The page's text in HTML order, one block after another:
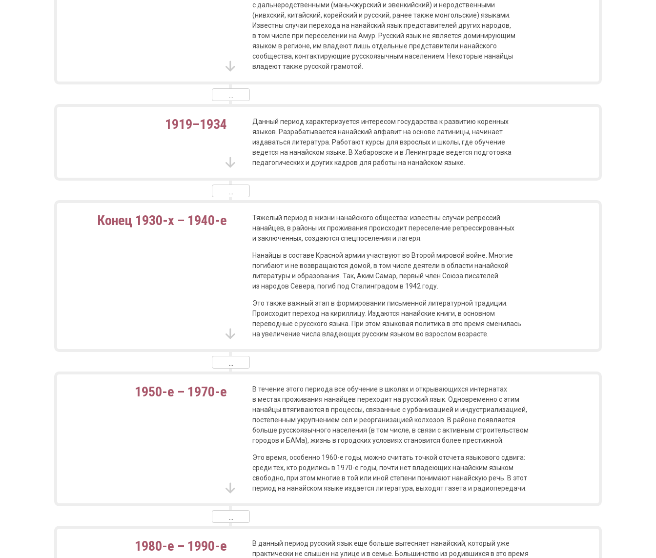
с дальнеродственными (маньчжурский и эвенкийский) и неродственными
(нивхский, китайский, корейский и русский, ранее также монгольские) языками.
Известны случаи перехода на нанайский язык представителей других народов,
в том числе при переселении на Амур. Русский язык не является доминирующим
языком в регионе, им владеют лишь отдельные представители нанайского
сообщества, контактирующие русскоязычным населением. Некоторые нанайцы
владеют также русской грамотой.
1919–1934
Данный период характеризуется интересом государства к развитию коренных
языков. Разрабатывается нанайский алфавит на основе латиницы, начинает
издаваться литература. Работают курсы для взрослых и школы, где обучение
ведется на нанайском языке. В Хабаровске и в Ленинграде ведется подготовка
педагогических и других кадров для работы на нанайском языке.
Конец 1930-х – 1940-е
Тяжелый период в жизни нанайского общества: известны случаи репрессий
нанайцев, в районы их проживания происходит переселение репрессированных
и заключенных, создаются спецпоселения и лагеря.
Нанайцы в составе Красной армии участвуют во Второй мировой войне. Многие
погибают и не возвращаются домой, в том числе деятели в области нанайской
литературы и образования. Так, Аким Самар, первый член Союза писателей
из народов Севера, погиб под Сталинградом в 1942 году.
Это также важный этап в формировании письменной литературной традиции.
Происходит переход на кириллицу. Издаются нанайские книги, в основном
переводные с русского языка. При этом языковая политика в это время сменилась
на увеличение числа владеющих русским языком во взрослом возрасте.
1950-е – 1970-е
В течение этого периода все обучение в школах и открывающихся интернатах
в местах проживания нанайцев переходит на русский язык. Одновременно с этим
нанайцы втягиваются в процессы, связанные с урбанизацией и индустриализацией,
постепенным укрупнением сел и реорганизацией колхозов. В районе появляется
больше русскоязычного населения (в том числе, в связи с активным строительством
городов и БАМа), жизнь в городских условиях становится более престижной.
Это время, особенно 1960-е годы, можно считать точкой отсчета языкового сдвига:
среди тех, кто родились в 1970-е годы, почти нет владеющих нанайским языком
свободно, при этом многие в той или иной степени понимают нанайскую речь. В этот
период на нанайском языке издается литература, выходят газета и радиопередачи.
1980-е – 1990-е
В данный период русский язык еще больше вытесняет нанайский, который уже
практически не слышен на улице и в семье. Большинство из родившихся в это время